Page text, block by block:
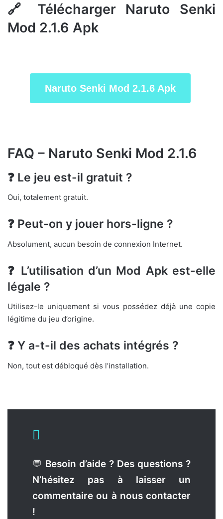
🔗 Télécharger Naruto Senki
Mod 2.1.6 Apk
Naruto Senki Mod 2.1.6 Apk
FAQ – Naruto Senki Mod 2.1.6
❓ Le jeu est-il gratuit ?
Oui, totalement gratuit.
❓ Peut-on y jouer hors-ligne ?
Absolument, aucun besoin de connexion Internet.
❓ L’utilisation d’un Mod Apk est-elle
légale ?
Utilisez-le uniquement si vous possédez déjà une copie
légitime du jeu d’origine.
❓ Y a-t-il des achats intégrés ?
Non, tout est débloqué dès l’installation.
💬 Besoin d’aide ? Des questions ?
N’hésitez pas à laisser un
commentaire ou à nous contacter
!